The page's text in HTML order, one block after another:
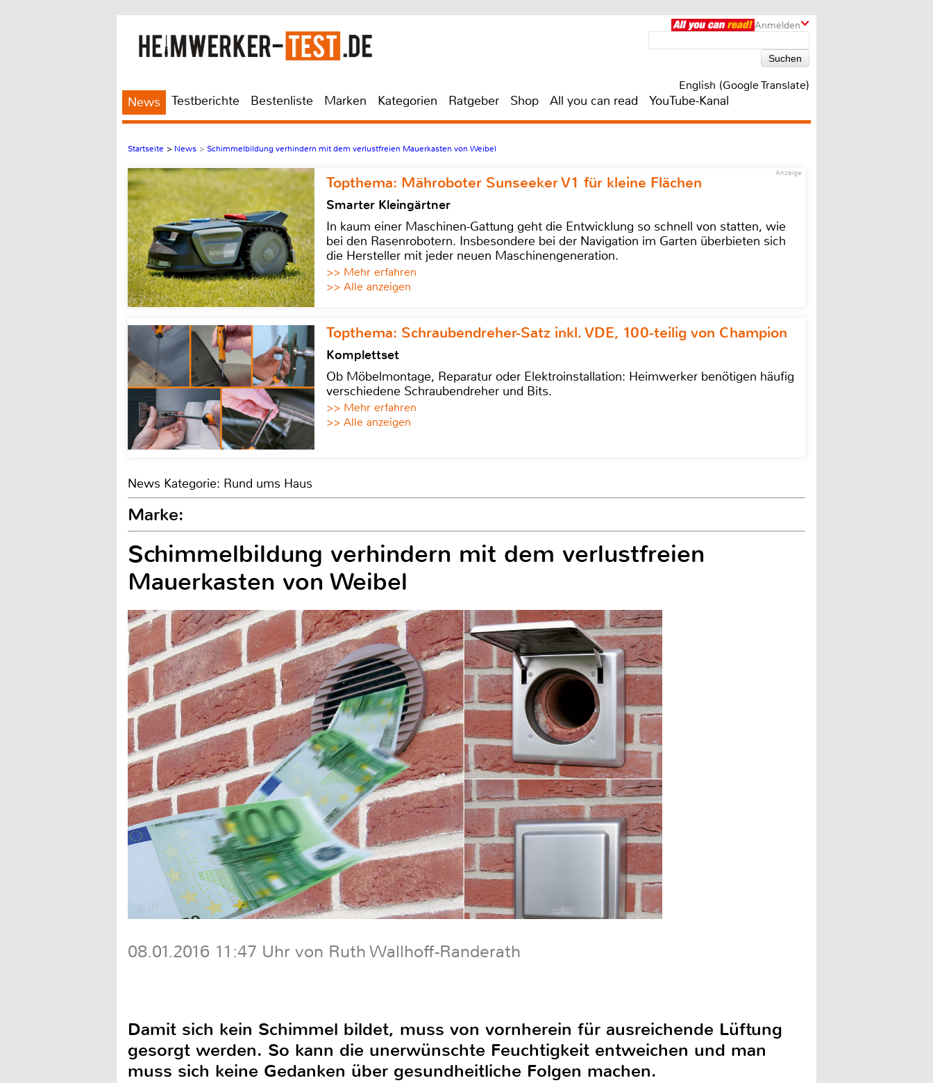
Anmelden
English (Google Translate)
News Testberichte Bestenliste Marken Kategorien Ratgeber Shop All you can read YouTube-Kanal
Startseite > News > Schimmelbildung verhindern mit dem verlustfreien Mauerkasten von Weibel
Anzeige
Topthema: Mähroboter Sunseeker V1 für kleine Flächen
Smarter Kleingärtner
In kaum einer Maschinen-Gattung geht die Entwicklung so schnell von statten, wie
bei den Rasenrobotern. Insbesondere bei der Navigation im Garten überbieten sich
die Hersteller mit jeder neuen Maschinengeneration.
>> Mehr erfahren
>> Alle anzeigen
Topthema: Schraubendreher-Satz inkl. VDE, 100-teilig von Champion
Komplettset
Ob Möbelmontage, Reparatur oder Elektroinstallation: Heimwerker benötigen häufig
verschiedene Schraubendreher und Bits.
>> Mehr erfahren
>> Alle anzeigen
News Kategorie: Rund ums Haus
Marke:
Schimmelbildung verhindern mit dem verlustfreien
Mauerkasten von Weibel
08.01.2016 11:47 Uhr von Ruth Wallhoff-Randerath
Damit sich kein Schimmel bildet, muss von vornherein für ausreichende Lüftung
gesorgt werden. So kann die unerwünschte Feuchtigkeit entweichen und man
muss sich keine Gedanken über gesundheitliche Folgen machen.